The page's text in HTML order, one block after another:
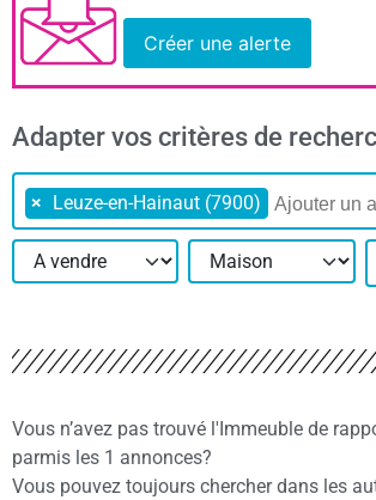
Créer une alerte
Adapter vos critères de
× Leuze-en-Hainaut (7900)
Vous n’avez pas trouvé l'Immeuble de
parmis les 1 annonces?
Vous pouvez toujours chercher dans les